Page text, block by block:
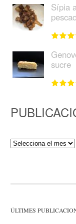
Sípia
sucre
Publicacions
ÚLTIMES